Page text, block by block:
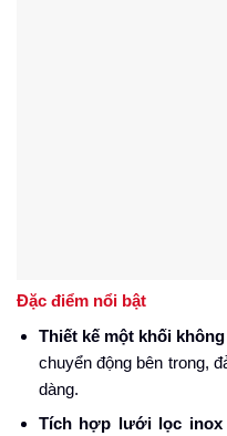
Đặc điểm nổi bật
Thiết kế một khối
chuyển động bên trong,
dàng.
Tích hợp lưới lọc inox